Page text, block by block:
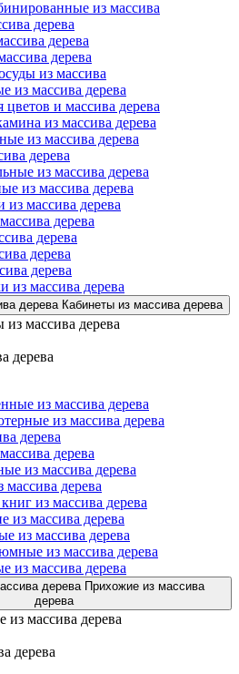
из массива
дерева
дерева
дерева
из массива
из массива дерева
цветов и массива дерева
из массива дерева
из массива дерева
дерева
из массива дерева
из массива дерева
из массива дерева
дерева
дерева
дерева
дерева
из массива дерева
Кабинеты из массива дерева
дерева
из массива дерева
из массива дерева
дерева
дерева
из массива дерева
массива дерева
из массива дерева
из массива дерева
из массива дерева
из массива дерева
массива дерева
Прихожие из массива
дерева
дерева